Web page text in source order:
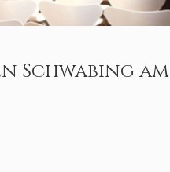
Schwabing am